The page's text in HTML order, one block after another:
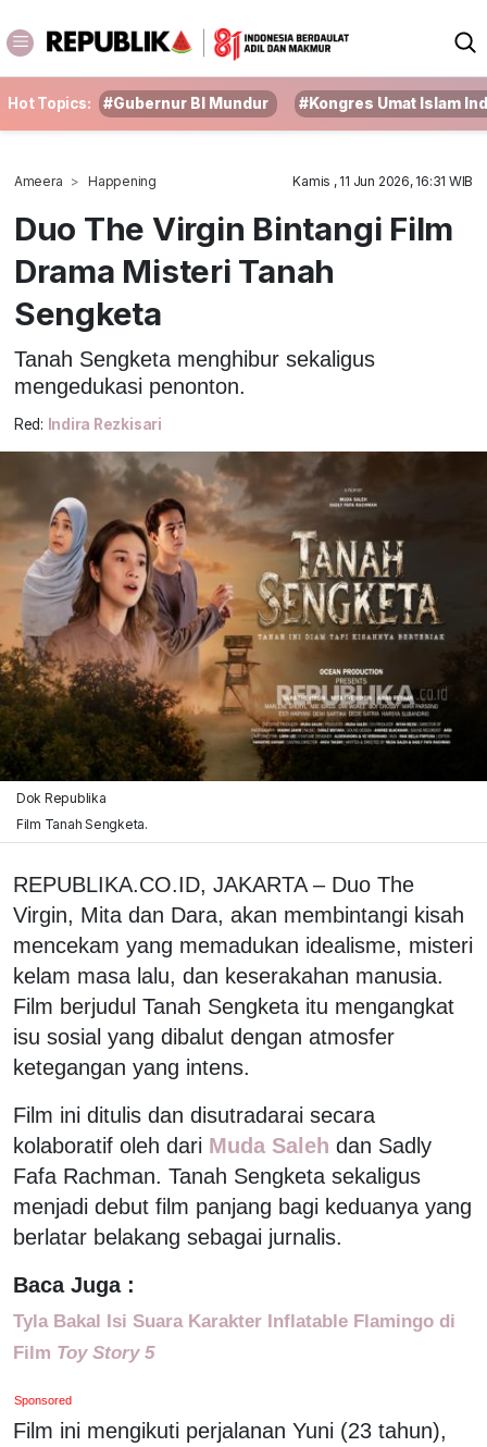
Hot Topics: #Gubernur BI Mundur #Kongres Umat Islam
Ameera Happening Kamis , 11 Jun 2026, 16:31 WIB
Duo The Virgin Bintangi Film
Drama Misteri Tanah
Sengketa
Tanah Sengketa menghibur sekaligus
mengedukasi penonton.
Red: Indira Rezkisari
Dok Republika
Film Tanah Sengketa.
REPUBLIKA.CO.ID, JAKARTA – Duo The
Virgin, Mita dan Dara, akan membintangi kisah
mencekam yang memadukan idealisme, misteri
kelam masa lalu, dan keserakahan manusia.
Film berjudul Tanah Sengketa itu mengangkat
isu sosial yang dibalut dengan atmosfer
ketegangan yang intens.
Film ini ditulis dan disutradarai secara
kolaboratif oleh dari Muda Saleh dan Sadly
Fafa Rachman. Tanah Sengketa sekaligus
menjadi debut film panjang bagi keduanya yang
berlatar belakang sebagai jurnalis.
Baca Juga :
Tyla Bakal Isi Suara Karakter Inflatable Flamingo di
Film Toy Story 5
Sponsored
Film ini mengikuti perjalanan Yuni (23 tahun),